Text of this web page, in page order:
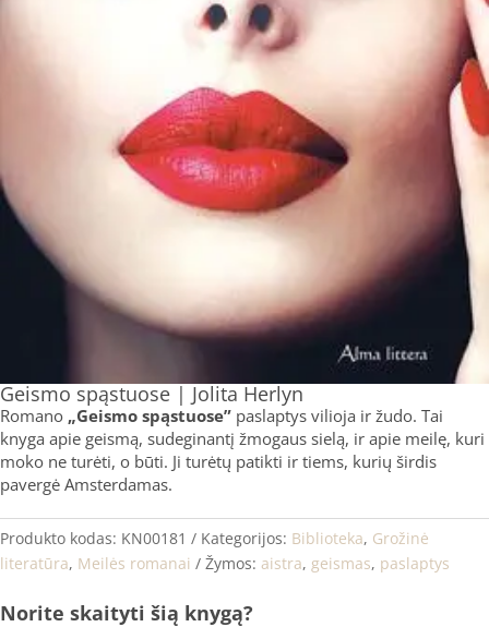
Geismo spąstuose | Jolita Herlyn
Romano „Geismo spąstuose” paslaptys vilioja ir žudo. Tai
knyga apie geismą, sudeginantį žmogaus sielą, ir apie meilę, kuri
moko ne turėti, o būti. Ji turėtų patikti ir tiems, kurių širdis
pavergė Amsterdamas.
Produkto kodas: KN00181 Kategorijos: Biblioteka, Grožinė
literatūra, Meilės romanai Žymos: aistra, geismas, paslaptys
Norite skaityti šią knygą?